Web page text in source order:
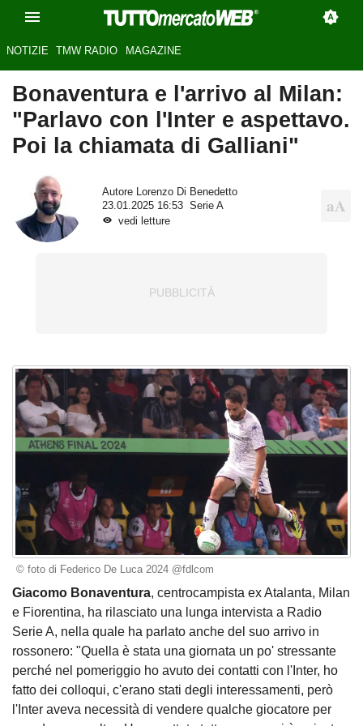
NOTIZIE TMW RADIO MAGAZINE
Bonaventura e l'arrivo al Milan:
"Parlavo con l'Inter e aspettavo.
Poi la chiamata di Galliani"
Autore Lorenzo Di Benedetto
23.01.2025 16:53
Serie A
vedi letture
© foto di Federico De Luca 2024 @fdlcom
Giacomo Bonaventura, centrocampista ex Atalanta, Milan
e Fiorentina, ha rilasciato una lunga intervista a Radio
Serie A, nella quale ha parlato anche del suo arrivo in
rossonero: "Quella è stata una giornata un po' stressante
perché nel pomeriggio ho avuto dei contatti con l'Inter, ho
fatto dei colloqui, c'erano stati degli interessamenti, però
l'Inter aveva necessità di vendere qualche giocatore per